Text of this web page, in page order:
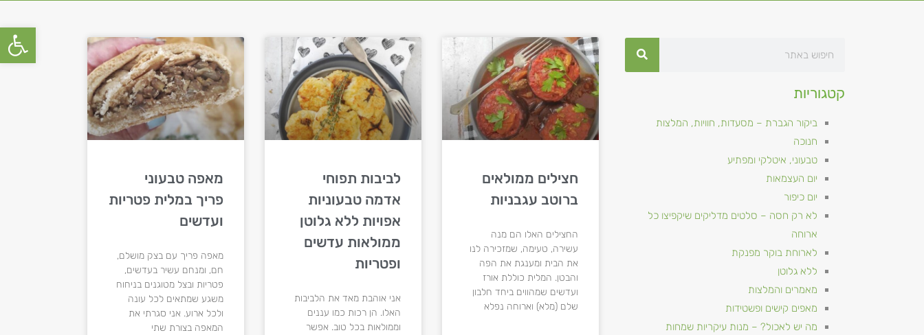
פתח
קטגוריות
ביקור הגברת – מסעדות, חוויות, המלצות
חנוכה
טבעוני, איטלקי ומפתיע
יום העצמאות
יום כיפור
לא רק חסה – סלטים מדליקים שיקפיצו כל
ארוחה
לארוחת בוקר מפנקת
ללא גלוטן
מאמרים והמלצות
מאפים קישים ופשטידות
מה יש לאכול? – מנות עיקריות שמחות
חצילים ממולאים
ברוטב עגבניות
החצילים האלו הם מנה
עשירה, טעימה, שמזכירה לנו
את הבית ומענגת את הפה
והבטן. המלית כוללת אורז
ועדשים שמהווים ביחד חלבון
שלם (מלא) וארוחה נפלא
לביבות תפוחי
אדמה טבעוניות
אפויות ללא גלוטן
ממולאות עדשים
ופטריות
אני אוהבת מאד את הלביבות
האלו. הן רכות כמו עננים
וממולאות בכל טוב. אפשר
מאפה טבעוני
פריך במלית פטריות
ועדשים
מאפה פריך עם בצק מושלם,
חם, ומנחם עשיר בעדשים,
פטריות ובצל מטוגנים בניחוח
משגע שמתאים לכל עונה
ולכל ארוע. אני סגרתי את
המאפה בצורת שתי